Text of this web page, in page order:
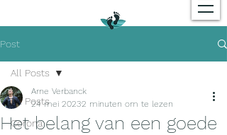
Post
All Posts
Corona
All Posts
Het belang van een goede
Arne Verbanck
24 mei 20232 minuten om te lezen